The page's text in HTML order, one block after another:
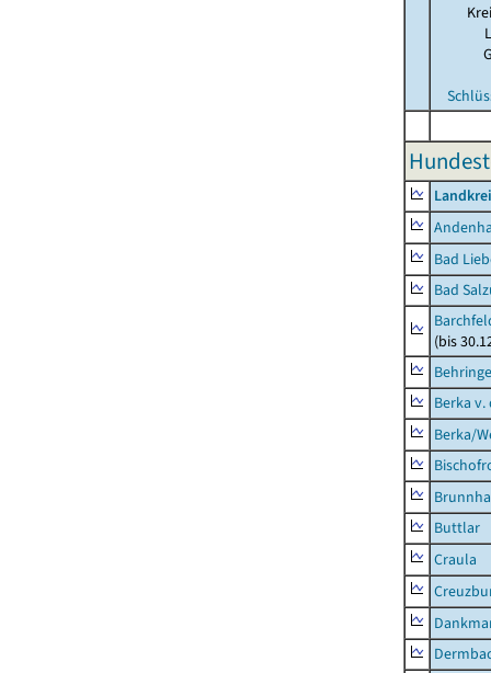
Bad
Bad
(bis
Berka v.
Berka/
Buttlar
Craula